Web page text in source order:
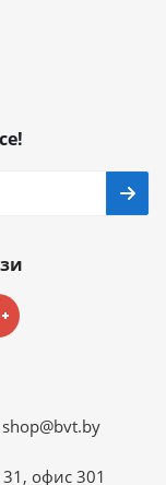
shop@bvt.by
офис 301